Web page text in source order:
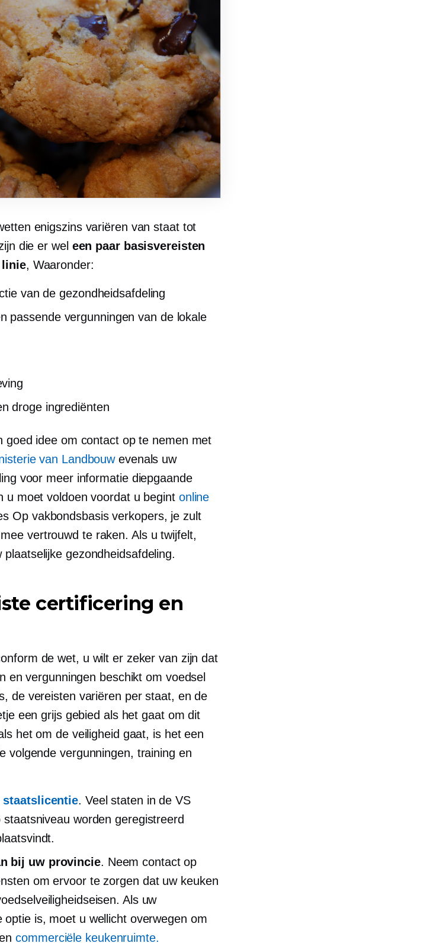
enigszins variëren van staat tot
die er wel een paar basisvereisten
linie, Waaronder:
van de gezondheidsafdeling
passende vergunningen van de lokale
droge ingrediënten
goed idee om contact op te nemen met
van Landbouwevenals uw
voor meer informatie diepgaande
u moet voldoen voordat u begint online
Op vakbondsbasisverkopers, je zult
vertrouwd te raken. Als u twijfelt,
gezondheidsafdeling.
certificering en
de wet, u wilt er zeker van zijn dat
en vergunningen beschikt om voedsel
de vereisten variëren per staat, en de
een grijs gebied als het gaat om dit
het om de veiligheid gaat, is het een
volgende vergunningen, training en
staatslicentie. Veel staten in de VS
worden geregistreerd
bij uw provincie. Neem contact op
om ervoor te zorgen dat uw keuken
Als uw
optie is, moet u wellicht overwegen om
commerciële keukenruimte.